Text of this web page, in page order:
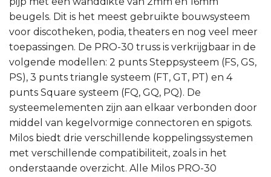
beugels. Dit is het meest gebruikte bouwsysteem
voor discotheken, podia, theaters en nog veel meer
toepassingen. De PRO-30 truss is verkrijgbaar in de
volgende modellen: 2 punts Steppsysteem (FS, GS,
PS), 3 punts triangle systeem (FT, GT, PT) en 4
punts Square systeem (FQ, GQ, PQ). De
systeemelementen zijn aan elkaar verbonden door
middel van kegelvormige connectoren en spigots.
Milos biedt drie verschillende koppelingssystemen
met verschillende compatibiliteit, zoals in het
onderstaande overzicht. Alle Milos PRO-30